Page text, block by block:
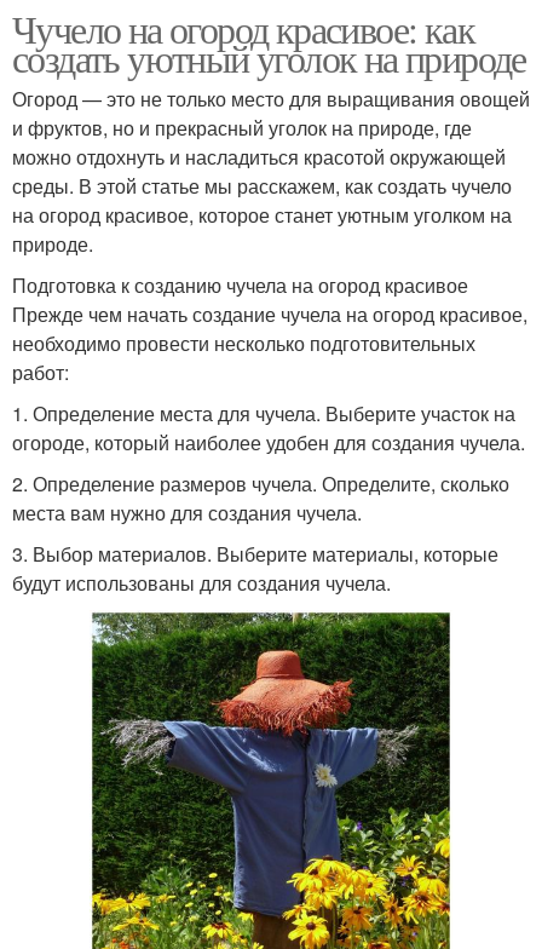
Чучело на огород красивое: как
создать уютный уголок на природе
Огород — это не только место для выращивания овощей
и фруктов, но и прекрасный уголок на природе, где
можно отдохнуть и насладиться красотой окружающей
среды. В этой статье мы расскажем, как создать чучело
на огород красивое, которое станет уютным уголком на
природе.
Подготовка к созданию чучела на огород красивое
Прежде чем начать создание чучела на огород красивое,
необходимо провести несколько подготовительных
работ:
1. Определение места для чучела. Выберите участок на
огороде, который наиболее удобен для создания чучела.
2. Определение размеров чучела. Определите, сколько
места вам нужно для создания чучела.
3. Выбор материалов. Выберите материалы, которые
будут использованы для создания чучела.